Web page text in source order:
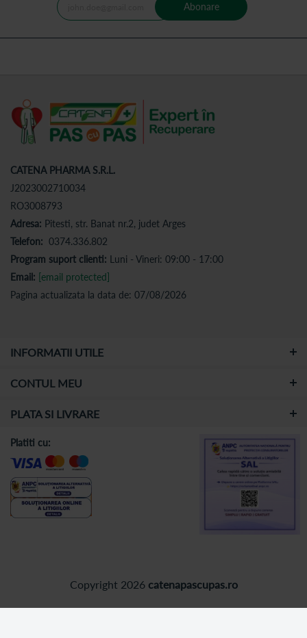
Abonare
CATENA PHARMA S.R.L.
J2023002710034
RO3008793
Adresa: Pitesti, str. Banat nr.2, judet Arges
Telefon: 0374.336.802
Program suport clienti: Luni - Vineri: 09:00 - 17:00
Email: [email protected]
Pagina actualizata la data de: 07/08/2026
INFORMATII UTILE
CONTUL MEU
PLATA SI LIVRARE
Copyright 2026 catenapascupas.ro
Platiti cu: